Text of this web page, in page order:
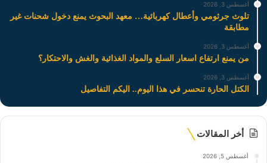
أغسطس 3, 2026
تلوث جرثومي وأعطال كهربائية… معهد البحوث يمنع دخول شحنات غير
مطابقة
أغسطس 3, 2026
من يمنع ارتفاع اسعار السلع والمواد الغذائية والغش والاحتكار؟
أغسطس 3, 2026
الكتل الحارة تنحسر في هذا اليوم.. اليكم التفاصيل
أخر المقالات
أغسطس 5, 2026